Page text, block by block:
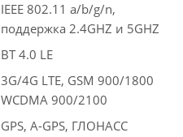
IEEE 802.11 a/b/g/n,
поддержка 2.4GHZ и 5GHZ
BT 4.0 LE
3G/4G LTE, GSM 900/1800
WCDMA 900/2100
GPS, A-GPS, ГЛОНАСС